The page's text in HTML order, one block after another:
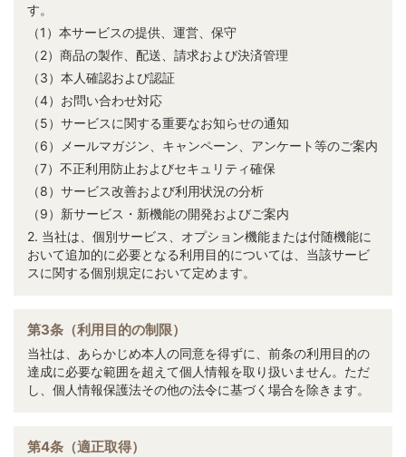
す。
（1）本サービスの提供、運営、保守
（2）商品の製作、配送、請求および決済管理
（3）本人確認および認証
（4）お問い合わせ対応
（5）サービスに関する重要なお知らせの通知
（6）メールマガジン、キャンペーン、アンケート等のご案内
（7）不正利用防止およびセキュリティ確保
（8）サービス改善および利用状況の分析
（9）新サービス・新機能の開発およびご案内
2. 当社は、個別サービス、オプション機能または付随機能に
おいて追加的に必要となる利用目的については、当該サービ
スに関する個別規定において定めます。
第3条（利用目的の制限）
当社は、あらかじめ本人の同意を得ずに、前条の利用目的の
達成に必要な範囲を超えて個人情報を取り扱いません。ただ
し、個人情報保護法その他の法令に基づく場合を除きます。
第4条（適正取得）